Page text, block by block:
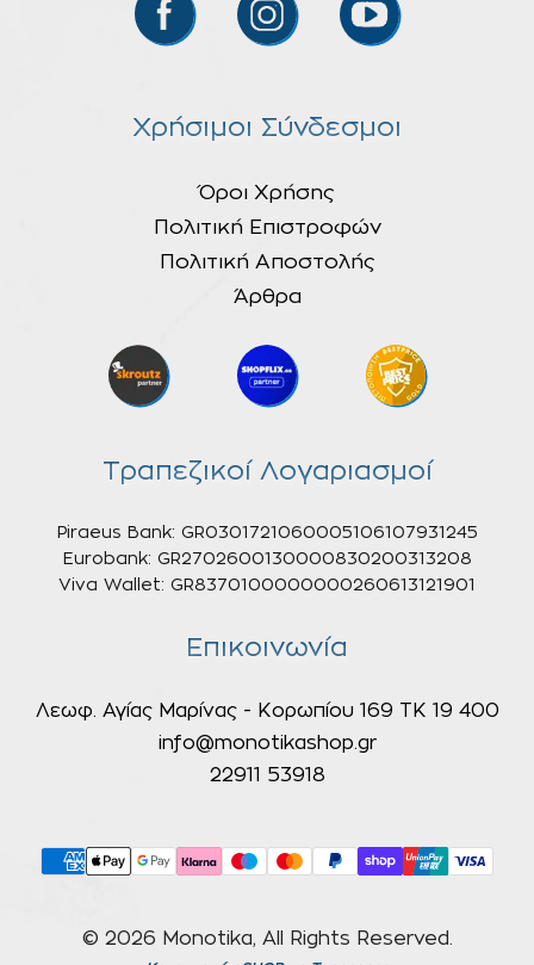
Χρήσιμοι Σύνδεσμοι
Όροι Χρήσης
Πολιτική Επιστροφών
Πολιτική Αποστολής
Άρθρα
Τραπεζικοί Λογαριασμοί
Piraeus Bank: GR0301721060005106107931245
Eurobank: GR2702600130000830200313208
Viva Wallet: GR8370100000000260613121901
Επικοινωνία
Λεωφ. Αγίας Μαρίνας - Κορωπίου 169 ΤΚ 19 400
info@monotikashop.gr
22911 53918
© 2026 Monotika, All Rights Reserved.